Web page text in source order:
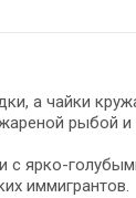
а чайки
рыбой и
с ярко-
иммигрантов.